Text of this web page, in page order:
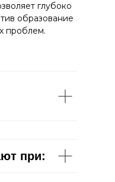
глубоко
образование
проблем.
при: